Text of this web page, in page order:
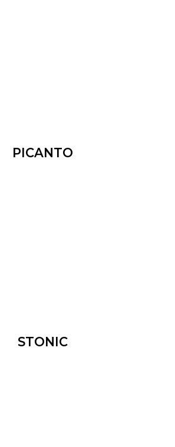
PICANTO
STONIC